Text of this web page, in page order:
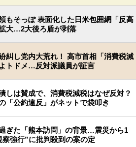
もそっぽ 表面化した日米包囲網「反高
大…2大後ろ盾が剥落
糾し党内大荒れ！ 高市首相「消費税減
トドメ…反対派議員が証言
しは賛成で、消費税減税はなぜ反対？
「公約違反」がネットで袋叩き
ぎた「熊本訪問」の背景…震災から1
強行”に批判殺到の案の定